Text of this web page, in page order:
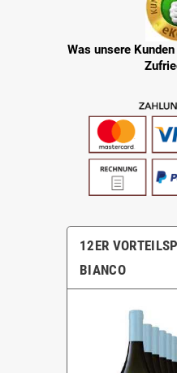
Was unsere
12ER
BIANCO